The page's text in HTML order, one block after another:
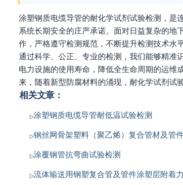
涂塑钢质电缆导管的耐化学试剂试验检测，是
系统长期安全的庄严承诺。面对日益复杂的地
作，严格遵守检测规范，不断提升检测技术水平
通过科学、公正、专业的检测，我们能够精准
电力设施的使用寿命，降低全生命周期的运维
来，随着新型防腐材料的涌现，耐化学试剂试
相关文章：
涂塑钢质电缆导管耐低温试验检测
钢丝网骨架塑料（聚乙烯）复合管材及管
涂覆钢管抗弯曲试验检测
流体输送用钢塑复合管及管件涂塑层附着